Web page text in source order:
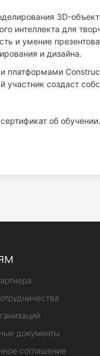
3D-
интеллекта для
и умение
и дизайна.
создаст
об обучении.
документы
соглашение